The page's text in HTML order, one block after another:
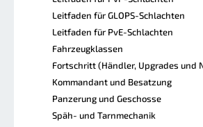
Leitfaden für GLOPS-Schlachten
Leitfaden für PvE-Schlachten
Fahrzeugklassen
Fortschritt (Händler, Upgrades und
Kommandant und Besatzung
Panzerung und Geschosse
Späh- und Tarnmechanik